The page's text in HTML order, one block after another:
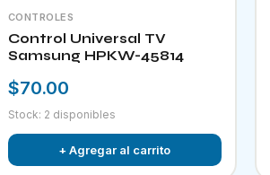
CONTROLES
Control Universal TV
Samsung HPKW-45814
$70.00
Stock: 2 disponibles
+ Agregar al carrito